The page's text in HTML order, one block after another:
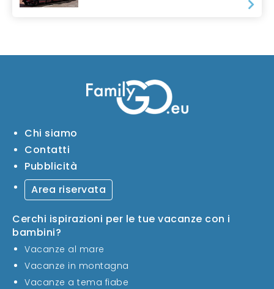
Chi siamo
Contatti
Pubblicità
Area riservata
Cerchi ispirazioni per le tue vacanze con i
bambini?
Vacanze al mare
Vacanze in montagna
Vacanze a tema fiabe